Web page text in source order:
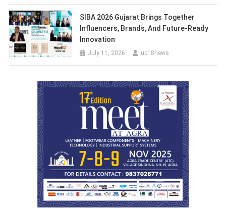
SIBA 2026 Gujarat Brings Together
Influencers, Brands, And Future-Ready
Innovation
July 11, 2026 up18news